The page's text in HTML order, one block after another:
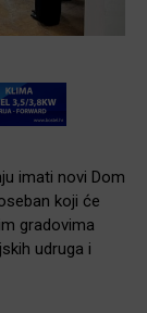
imati novi Dom
koji će
gradovima
udruga i